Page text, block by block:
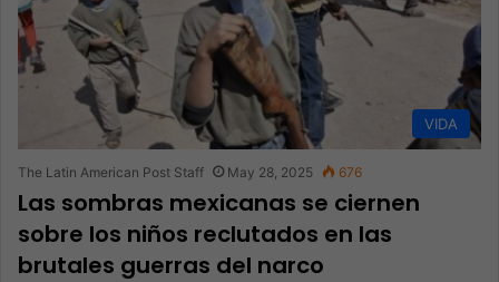
VIDA
The Latin American Post Staff May 28, 2025 676
Las sombras mexicanas se ciernen
sobre los niños reclutados en las
brutales guerras del narco